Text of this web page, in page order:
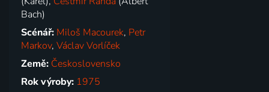
Bach)
Scénář: Miloš Macourek, Petr
Markov,Václav Vorlíček
Země: Československo
Rok výroby: 1975